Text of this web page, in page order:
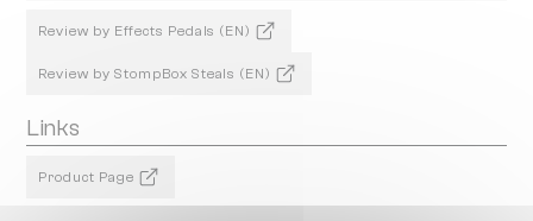
Review by Effects Pedals (EN)
Review by StompBox Steals (EN)
Links
Product Page